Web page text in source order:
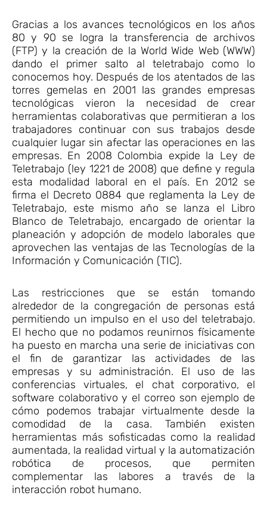
Gracias a los avances tecnológicos en los años
80 y 90 se logra la transferencia de archivos
(FTP) y la creación de la World Wide Web (WWW)
dando el primer salto al teletrabajo como lo
conocemos hoy. Después de los atentados de las
torres gemelas en 2001 las grandes empresas
tecnológicas vieron la necesidad de crear
herramientas colaborativas que permitieran a los
trabajadores continuar con sus trabajos desde
cualquier lugar sin afectar las operaciones en las
empresas. En 2008 Colombia expide la Ley de
Teletrabajo (ley 1221 de 2008) que define y regula
esta modalidad laboral en el país. En 2012 se
firma el Decreto 0884 que reglamenta la Ley de
Teletrabajo, este mismo año se lanza el Libro
Blanco de Teletrabajo, encargado de orientar la
planeación y adopción de modelo laborales que
aprovechen las ventajas de las Tecnologías de la
Información y Comunicación (TIC).
Las restricciones que se están tomando
alrededor de la congregación de personas está
permitiendo un impulso en el uso del teletrabajo.
El hecho que no podamos reunirnos físicamente
ha puesto en marcha una serie de iniciativas con
el fin de garantizar las actividades de las
empresas y su administración. El uso de las
conferencias virtuales, el chat corporativo, el
software colaborativo y el correo son ejemplo de
cómo podemos trabajar virtualmente desde la
comodidad de la casa. También existen
herramientas más sofisticadas como la realidad
aumentada, la realidad virtual y la automatización
robótica de procesos, que permiten
complementar las labores a través de la
interacción robot humano.